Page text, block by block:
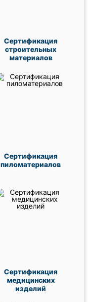
Сертификация
строительных
материалов
Сертификация
пиломатериалов
Сертификация
медицинских
изделий